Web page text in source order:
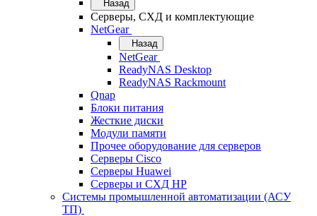
Назад
Серверы, СХД и комплектующие
NetGear
Назад
NetGear
ReadyNAS Desktop
ReadyNAS Rackmount
Qnap
Блоки питания
Жесткие диски
Модули памяти
Прочее оборудование для серверов
Серверы Cisco
Серверы Huawei
Серверы и СХД HP
Системы промышленной автоматизации (АСУ
ТП)